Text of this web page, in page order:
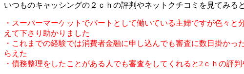
いつものキャッシングの２ｃｈの評判やネットクチコミを見てみる
・スーパーマーケットでパートとして働いている主婦ですが色々
えて下さり助かりました
・これまでの経験では消費者金融に申し込んでも審査に数日掛か
らえた
・債務整理をしたことがある人でも審査をしてくれると2ｃｈの評